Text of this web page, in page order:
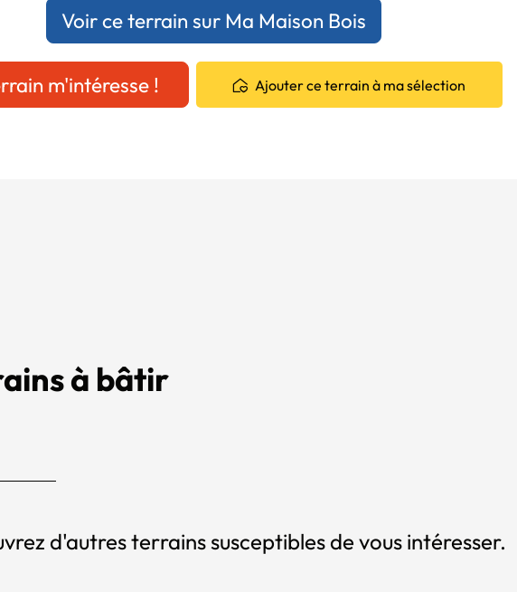
Voir ce terrain sur Ma Maison Bois
m'intéresse ! Ajouter ce terrain à ma sélection
à bâtir
d'autres terrains susceptibles de vous intéresser.